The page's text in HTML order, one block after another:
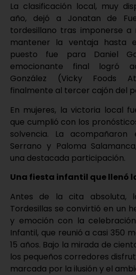
La clasificación local, muy
año, dejó a Jonatan de
tordesillano tras imponerse
mantener la ventaja hasta
puesto fue para Daniel
emocionante final logró
González (Vicky Foods
finalmente al tercer cajón del
En mujeres, la victoria local
que cumplió con los
solvencia. La
Serrano y Paloma
una destacada participación.
Una fiesta infantil que llenó
Antes de la cita absoluta,
Tordesillas se convirtió en un
y emoción con la
Infantil, que reunió a casi 350
15 años. Bajo la mirada de
los pequeños corredores
marcada por la ilusión y el